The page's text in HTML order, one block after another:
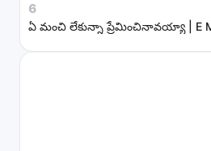
6
ఏ మంచి లేకున్నా ప్రేమించినావయ్యా | E